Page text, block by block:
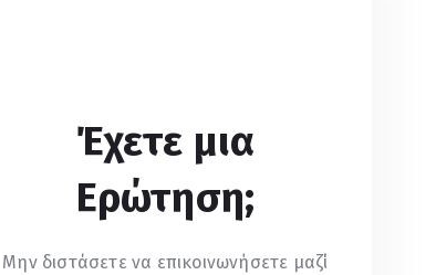
Έχετε μια
Ερώτηση;
Μην διστάσετε να επικοινωνήσετε μαζί